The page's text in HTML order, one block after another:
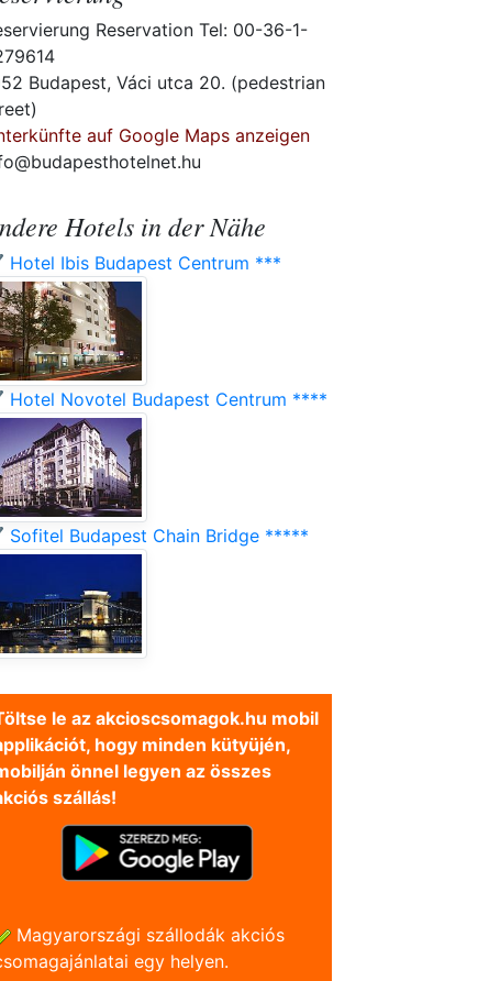
Reservation Tel: 00-36-1-
Budapest, Váci utca 20. (pedestrian
auf Google Maps anzeigen
Hotels in der Nähe
Ibis Budapest Centrum ***
Novotel Budapest Centrum ****
Budapest Chain Bridge *****
le az akcioscsomagok.hu mobil
hogy minden kütyüjén,
önnel legyen az összes
szállás!
Magyarországi szállodák akciós
egy helyen.